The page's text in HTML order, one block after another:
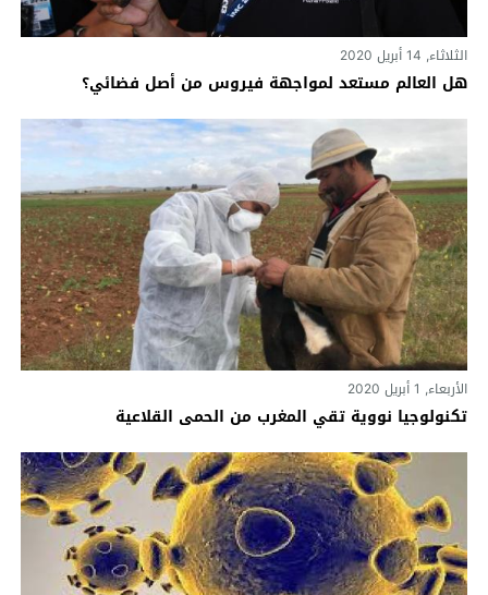
الثلاثاء, 14 أبريل 2020
هل العالم مستعد لمواجهة فيروس من أصل فضائي؟
الأربعاء, 1 أبريل 2020
تكنولوجيا نووية تقي المغرب من الحمى القلاعية